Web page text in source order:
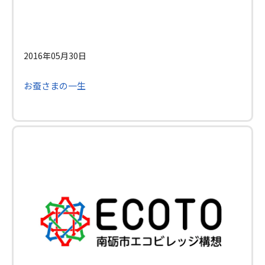
2016年05月30日
お蚕さまの一生